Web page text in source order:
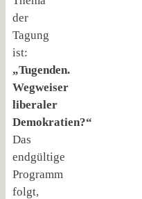
der
Tagung
ist:
„Tugenden.
Wegweiser
liberaler
Demokratien?“
Das
endgültige
Programm
folgt,